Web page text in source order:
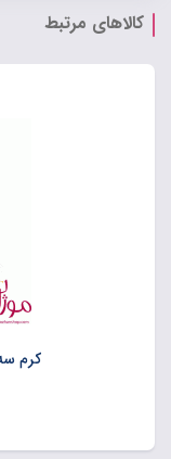
کالاهای مرتبط
کرم